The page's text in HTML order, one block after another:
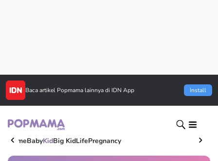
Baca artikel Popmama lainnya di IDN App Install
HomeBabyKidBig KidLifePregnancy